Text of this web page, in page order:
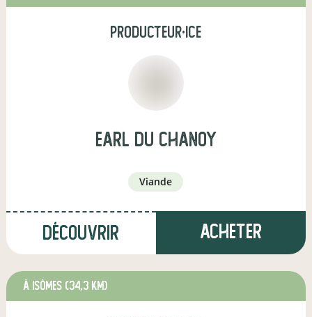
producteur·ice
earl du chanoy
viande
Découvrir Acheter
à Isômes (34,3 km)